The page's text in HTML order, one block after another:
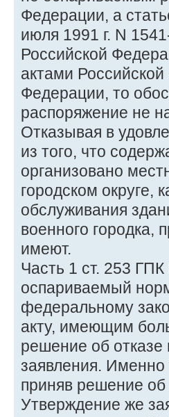
Федерации, а
июля 1991 г. N
Российской
актами
Федерации, то
распоряжение не
Отказывая в
из того, что
организовано
городском округе,
обслуживания
военного городка,
имеют.
Часть 1 ст. 253
оспариваемый
федеральному
акту, имеющим
решение об отказе
заявления. Именно
приняв решение об
Утверждение же